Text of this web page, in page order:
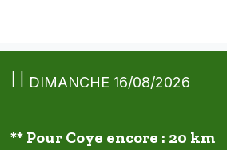
DIMANCHE 16/08/2026
** Pour Coye encore : 20 km